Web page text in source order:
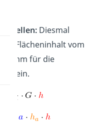
Diesmal
Flächeninhalt vom
für die
ein.